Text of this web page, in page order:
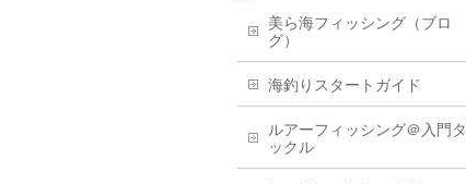
美ら海フィッシング（ブロ
グ）
海釣りスタートガイド
ルアーフィッシング＠入門タ
ックル